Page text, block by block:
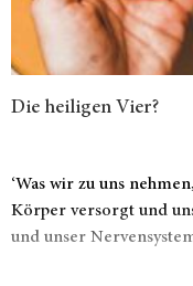
Die heiligen Vier?
‘Was wir zu uns
Körper versorgt und
und unser